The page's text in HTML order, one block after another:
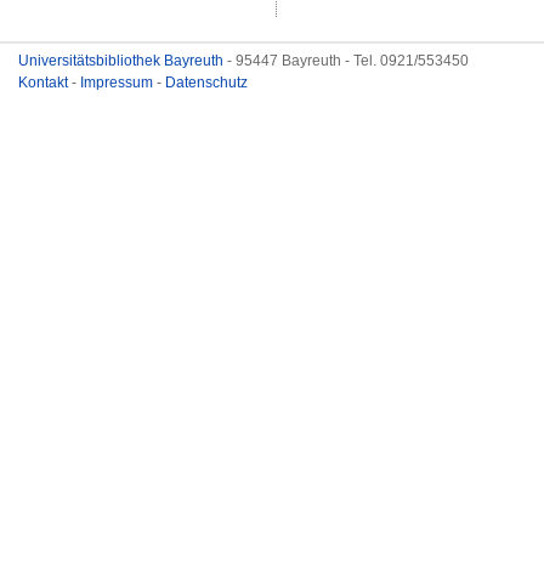
Universitätsbibliothek Bayreuth - 95447 Bayreuth - Tel. 0921/553450
Kontakt- Impressum - Datenschutz